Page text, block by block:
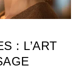
: L’ART